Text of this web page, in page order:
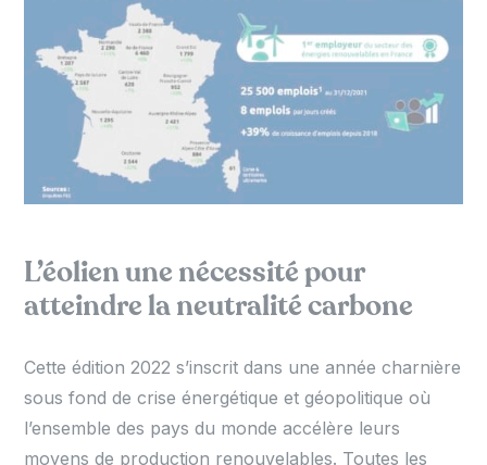
L’éolien une nécessité pour
atteindre la neutralité carbone
Cette édition 2022 s’inscrit dans une année charnière
sous fond de crise énergétique et géopolitique où
l’ensemble des pays du monde accélère leurs
moyens de production renouvelables. Toutes les